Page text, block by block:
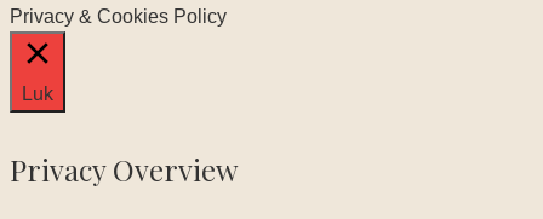
Privacy & Cookies Policy
Luk
Privacy Overview